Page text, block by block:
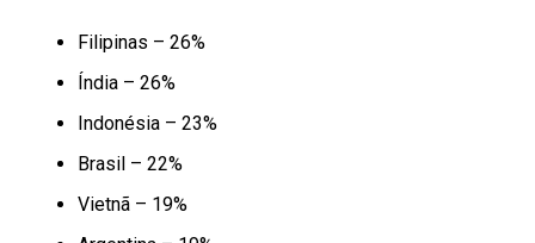
Filipinas – 26%
Índia – 26%
Indonésia – 23%
Brasil – 22%
Vietnã – 19%